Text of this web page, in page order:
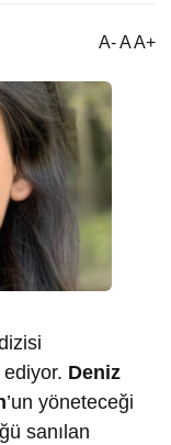
A- A A+
ediyor. Deniz
’un yöneteceği
sanılan